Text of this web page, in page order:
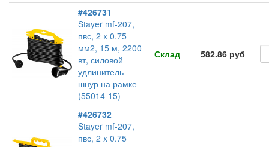
#426731
Stayer mf-207,
пвс, 2 x 0.75
мм2, 15 м, 2200
вт, силовой
удлинитель-
шнур на рамке
(55014-15)
Склад 582.86 руб
#426732
Stayer mf-207,
пвс, 2 x 0.75